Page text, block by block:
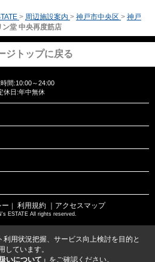
> 周辺施設案内 > 神戸市中央区 > 神戸
ン堂 中央再度筋店
ジトップに戻る
間:10:00～24:00
休日:年中無休
ー ｜ 利用規約 ｜アクセスマップ
ESTATE All rights reserved.
用状況把握、サービス向上検討を目的と
しています。
いについて」 をご確認ください。